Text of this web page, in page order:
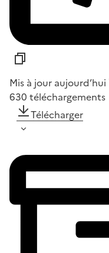
Mis à jour aujourd’hui
630 téléchargements
Télécharger